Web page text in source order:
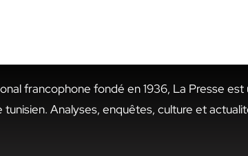
francophone fondé en 1936, La Presse
tunisien. Analyses, enquêtes, culture et